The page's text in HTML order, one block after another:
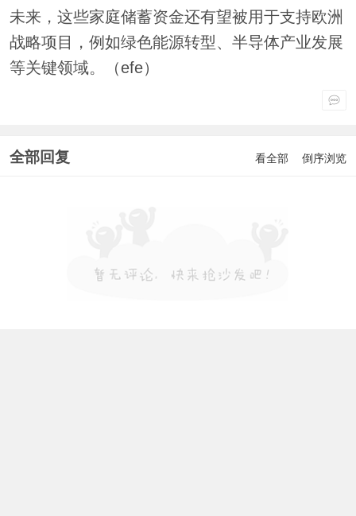
未来，这些家庭储蓄资金还有望被用于支持欧洲
战略项目，例如绿色能源转型、半导体产业发展
等关键领域。（efe）
全部回复 看全部 倒序浏览